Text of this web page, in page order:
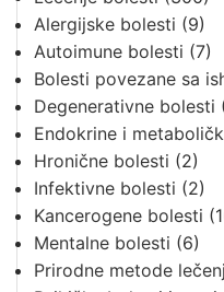
Alergijske bolesti (9)
Autoimune bolesti (7)
Bolesti povezane sa
Degenerativne bolesti
Endokrine i
Hronične bolesti (2)
Infektivne bolesti (2)
Kancerogene bolesti
Mentalne bolesti (6)
Prirodne metode